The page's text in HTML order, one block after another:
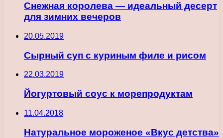
Снежная королева — идеальный десерт
для зимних вечеров
20.05.2019
Сырный суп с куриным филе и рисом
22.03.2019
Йогуртовый соус к морепродуктам
11.04.2018
Натуральное мороженое «Вкус детства»